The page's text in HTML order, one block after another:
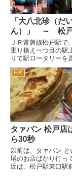
「大八北珍（だ
ん）」 ～ 松戸
ＪＲ常磐線松戸駅で
乗り換え一つ目の駅
りて駅ロータリーを
ぐ右手にあります。
の一角にある街の中
です。こちらは、僕
報で食べに行くよう
た。 メニューや料理
の...
松戸
タァバン 松戸店
ら30秒
以前は、タァバン
尾のお店ばかり行っ
近は、松戸駅東口駅